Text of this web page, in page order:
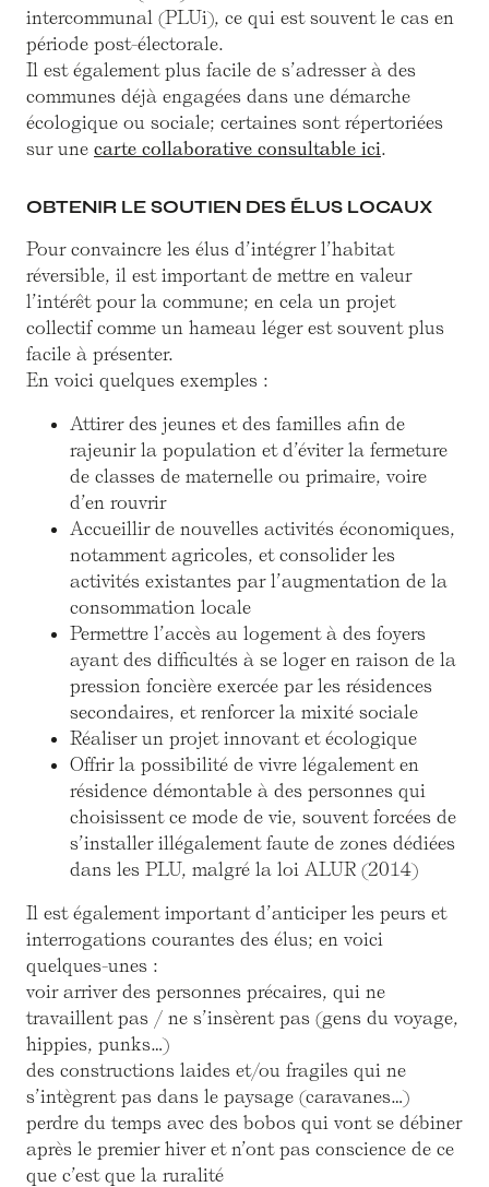
intercommunal (PLUi), ce qui est souvent le cas en
période post-électorale.
Il est également plus facile de s’adresser à des
communes déjà engagées dans une démarche
écologique ou sociale; certaines sont répertoriées
sur une carte collaborative consultable ici.
OBTENIR LE SOUTIEN DES ÉLUS LOCAUX
Pour convaincre les élus d’intégrer l’habitat
réversible, il est important de mettre en valeur
l’intérêt pour la commune; en cela un projet
collectif comme un hameau léger est souvent plus
facile à présenter.
En voici quelques exemples :
Attirer des jeunes et des familles afin de
rajeunir la population et d’éviter la fermeture
de classes de maternelle ou primaire, voire
d’en rouvrir
Accueillir de nouvelles activités économiques,
notamment agricoles, et consolider les
activités existantes par l’augmentation de la
consommation locale
Permettre l’accès au logement à des foyers
ayant des difficultés à se loger en raison de la
pression foncière exercée par les résidences
secondaires, et renforcer la mixité sociale
Réaliser un projet innovant et écologique
Offrir la possibilité de vivre légalement en
résidence démontable à des personnes qui
choisissent ce mode de vie, souvent forcées de
s’installer illégalement faute de zones dédiées
dans les PLU, malgré la loi ALUR (2014)
Il est également important d’anticiper les peurs et
interrogations courantes des élus; en voici
quelques-unes :
voir arriver des personnes précaires, qui ne
travaillent pas / ne s’insèrent pas (gens du voyage,
hippies, punks…)
des constructions laides et/ou fragiles qui ne
s’intègrent pas dans le paysage (caravanes…)
perdre du temps avec des bobos qui vont se débiner
après le premier hiver et n’ont pas conscience de ce
que c’est que la ruralité